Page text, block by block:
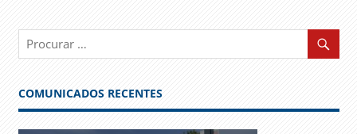
COMUNICADOS RECENTES